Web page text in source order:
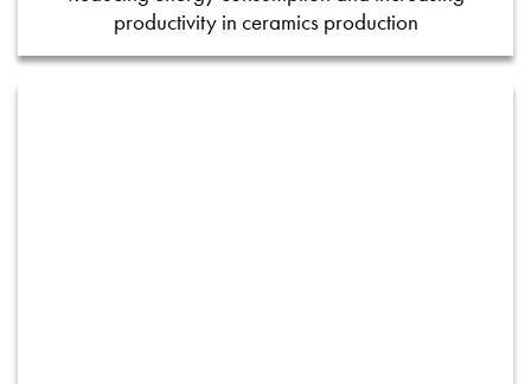
productivity in ceramics production